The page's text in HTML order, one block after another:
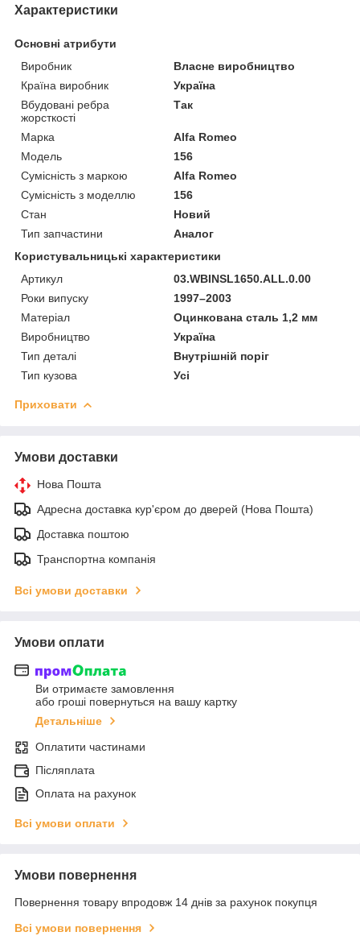
Характеристики
Основні атрибути
Виробник
Власне виробництво
Країна виробник
Україна
Вбудовані ребра
жорсткості
Так
Марка
Alfa Romeo
Модель
156
Сумісність з маркою
Alfa Romeo
Сумісність з моделлю
156
Стан
Новий
Тип запчастини
Аналог
Користувальницькі характеристики
Артикул
03.WBINSL1650.ALL.0.00
Роки випуску
1997–2003
Матеріал
Оцинкована сталь 1,2 мм
Виробництво
Україна
Тип деталі
Внутрішній поріг
Тип кузова
Усі
Приховати
Умови доставки
Нова Пошта
Адресна доставка кур'єром до дверей (Нова Пошта)
Доставка поштою
Транспортна компанія
Всі умови доставки
Умови оплати
Ви отримаєте замовлення
або гроші повернуться на вашу картку
Детальніше
Оплатити частинами
Післяплата
Оплата на рахунок
Всі умови оплати
Умови повернення
Повернення товару впродовж 14 днів за рахунок покупця
Всі умови повернення